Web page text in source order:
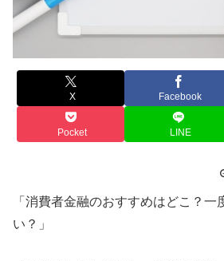
X Facebook
Pocket LINE
「消費者金融のおすすめはどこ？一
い？」